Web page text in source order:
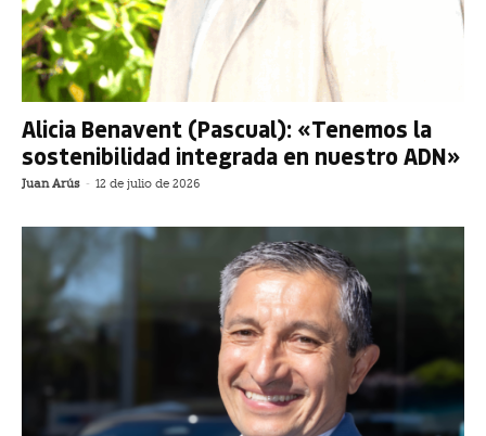
Alicia Benavent (Pascual): «Tenemos la
sostenibilidad integrada en nuestro ADN»
Juan Arús - 12 de julio de 2026